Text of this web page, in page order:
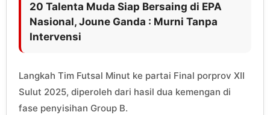
20 Talenta Muda Siap Bersaing di EPA
Nasional, Joune Ganda : Murni Tanpa
Intervensi
Langkah Tim Futsal Minut ke partai Final porprov XII
Sulut 2025, diperoleh dari hasil dua kemengan di
fase penyisihan Group B.